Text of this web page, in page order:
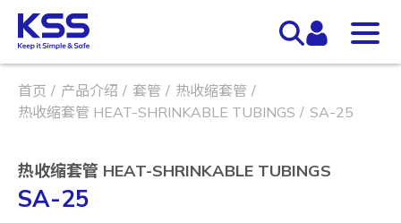
首页 产品介绍 套管
热收缩套管
热收缩套管 HEAT-SHRINKABLE TUBINGS
SA-25
热收缩套管 HEAT-SHRINKABLE TUBINGS
SA-25